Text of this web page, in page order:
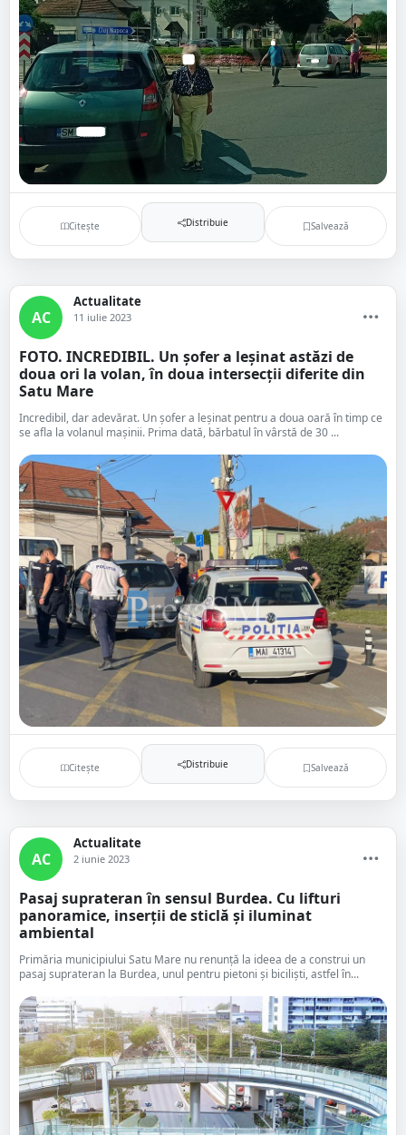
Citește Distribuie Salvează
AC
Actualitate
11 iulie 2023
FOTO. INCREDIBIL. Un șofer a leșinat astăzi de
doua ori la volan, în doua intersecții diferite din
Satu Mare
Incredibil, dar adevărat. Un șofer a leșinat pentru a doua oară în timp ce
se afla la volanul mașinii. Prima dată, bărbatul în vârstă de 30 ...
Citește Distribuie Salvează
AC
Actualitate
2 iunie 2023
Pasaj suprateran în sensul Burdea. Cu lifturi
panoramice, inserții de sticlă și iluminat
ambiental
Primăria municipiului Satu Mare nu renunță la ideea de a construi un
pasaj suprateran la Burdea, unul pentru pietoni și biciliști, astfel în...